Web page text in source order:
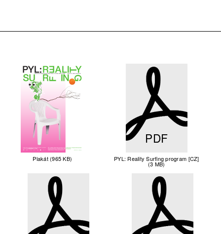
Plakát (965 KB)
PDF
PYL: Reality Surfing program [CZ]
(3 MB)